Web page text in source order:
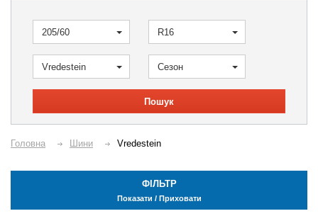
205/60 R16
Vredestein Сезон
Пошук
Головна Шини Vredestein
ФІЛЬТР
Показати / Приховати